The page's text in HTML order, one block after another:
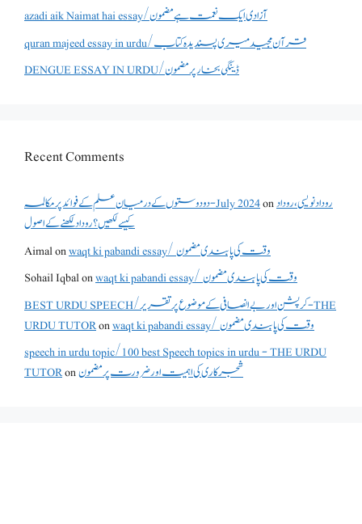
azadi aik Naimat hai essay/آزادی ایک نعمت ہے مضمون
quran majeed essay in urdu/قرآن مجید میری پسندیدہ کتاب
DENGUE ESSAY IN URDU/ڈینگی بخار پر مضمون
Recent Comments
دو دوستوں کے درمیان علم کے فوائد پر مکالمہ - July 2024onروداد نویسی ،روداد
کیسے لکھیں؟ روداد لکھنے کے اصول
Aimalon
waqt ki pabandi essay/ وقت کی پابندی مضمون
Sohail Iqbalon
waqt ki pabandi essay/ وقت کی پابندی مضمون
BEST URDU SPEECH/کرپشن اور بے انصافی کے موضوع پر تقریر - THE
URDU TUTORon
waqt ki pabandi essay/ وقت کی پابندی مضمون
speech in urdu topic/100 best Speech topics in urdu - THE URDU
TUTORonشجرکاری کی اہمیت اور ضرورت پر مضمون